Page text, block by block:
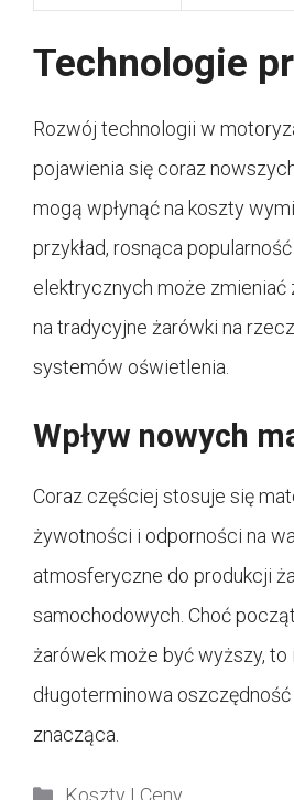
Technologie
Rozwój technologii w
pojawienia się coraz
mogą wpłynąć na koszty
przykład, rosnąca
elektrycznych może zmieniać
na tradycyjne żarówki na
systemów oświetlenia.
Wpływ nowych
Coraz częściej stosuje się
żywotności i odporności na
atmosferyczne do produkcji
samochodowych. Choć
żarówek może być wyższy, to
długoterminowa
znacząca.
Kategorie
Koszty I Ceny